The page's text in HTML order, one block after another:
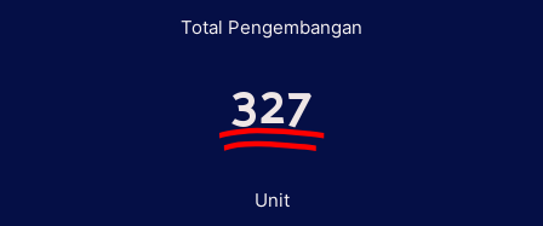
Total Pengembangan
327
Unit